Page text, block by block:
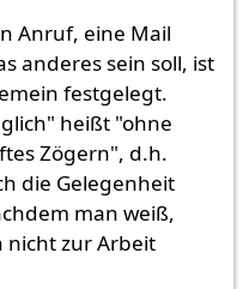
Anruf, eine Mail
anderes sein soll, ist
festgelegt.
heißt "ohne
Zögern", d.h.
die Gelegenheit
man weiß,
nicht zur Arbeit